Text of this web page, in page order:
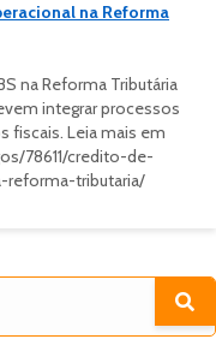
na Reforma
na Reforma Tributária
integrar processos
fiscais. Leia mais em
78611/credito-de-
tributaria/